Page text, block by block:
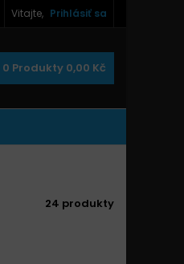
Vitajte, Prihlásiť sa
0 Produkty 0,00 Kč
24 produkty